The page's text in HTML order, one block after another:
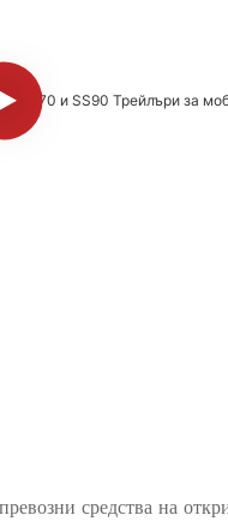
средства на